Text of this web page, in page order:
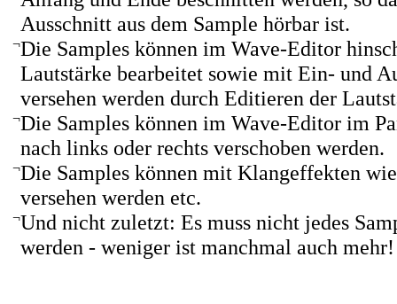
Ausschnitt aus dem Sample hörbar ist.
¬Die Samples können im Wave-Editor
Lautstärke bearbeitet sowie mit Ein- und
versehen werden durch Editieren der
¬Die Samples können im Wave-Editor im
nach links oder rechts verschoben werden.
¬Die Samples können mit Klangeffekten
versehen werden etc.
¬Und nicht zuletzt: Es muss nicht jedes
werden - weniger ist manchmal auch mehr!